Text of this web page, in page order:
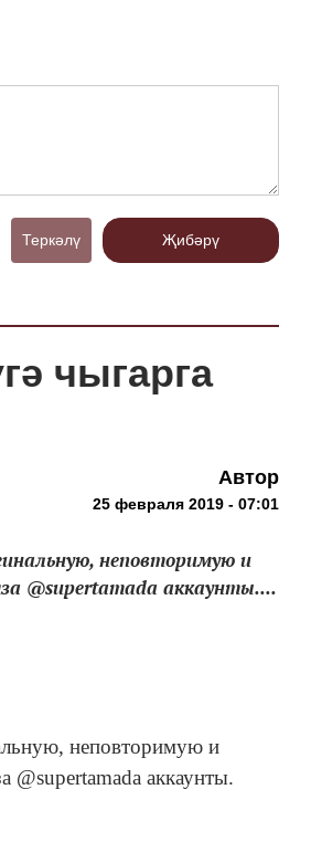
Теркәлү Җибәрү
чыгарга
Автор
25 февраля 2019 - 07:01
неповторимую и
@supertamada аккаунты....
неповторимую и
@supertamada аккаунты.